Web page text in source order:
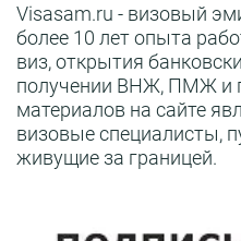
Visasam.ru - визовый
более 10 лет опыта
виз, открытия
получении ВНЖ, ПМЖ и
материалов на сайте
визовые специалисты,
живущие за границей.